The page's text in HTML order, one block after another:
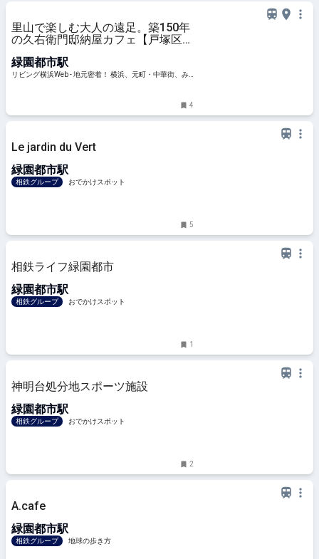
里山で楽しむ大人の遠足。築150年
の久右衛門邸納屋カフェ【戸塚区】
緑園都市駅
リビング横浜Web - 地元密着！ 横浜、元町・中華街、み
4
Le jardin du Vert
緑園都市駅
相鉄グループ おでかけスポット
5
相鉄ライフ緑園都市
緑園都市駅
相鉄グループ おでかけスポット
1
神明台処分地スポーツ施設
緑園都市駅
相鉄グループ おでかけスポット
2
A.cafe
緑園都市駅
相鉄グループ 地球の歩き方